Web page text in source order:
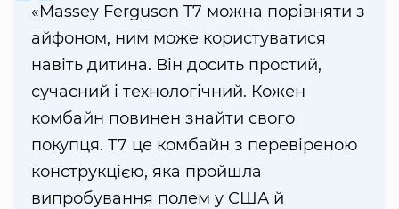
«Massey Ferguson T7 можна порівняти з
айфоном, ним може користуватися
навіть дитина. Він досить простий,
сучасний і технологічний. Кожен
комбайн повинен знайти свого
покупця. Т7 це комбайн з перевіреною
конструкцією, яка пройшла
випробування полем у США й